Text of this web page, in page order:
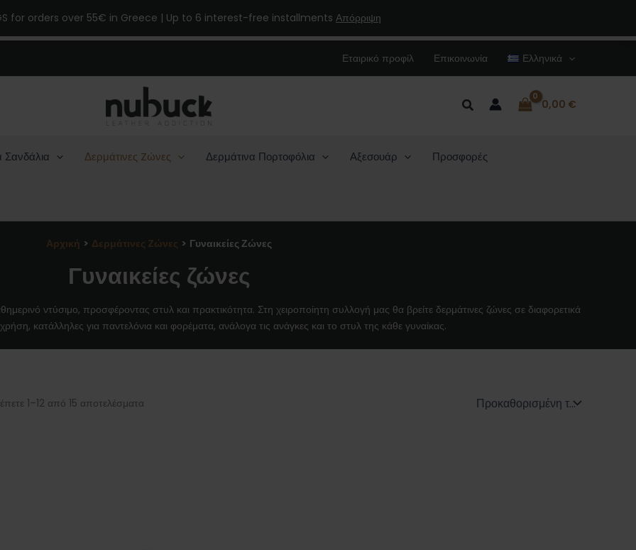
for orders over 55€ in Greece | Up to 6 interest-free installments Απόρριψη
Εταιρικό προφίλ
Επικοινωνία Ελληνικά
Αναζήτηση 0,00 €
Σανδάλια Δερμάτινες Zώνες Δερμάτινα Πορτοφόλια Αξεσουάρ Προσφορές
Αρχική Δερμάτινες Zώνες Γυναικείες Ζώνες
Γυναικείες ζώνες
ντύσιμο, προσφέροντας στυλ και πρακτικότητα. Στη χειροποίητη συλλογή μας θα βρείτε δερμάτινες ζώνες σε διαφορετικά
κατάλληλες για παντελόνια και φορέματα, ανάλογα τις ανάγκες και το στυλ της κάθε γυναίκας.
1–12 από 15 αποτελέσματα